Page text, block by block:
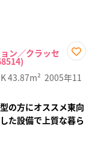
ン／クラッセ
に入
り登
43.87m² 2005年11
の方にオススメ東向
た設備で上質な暮ら